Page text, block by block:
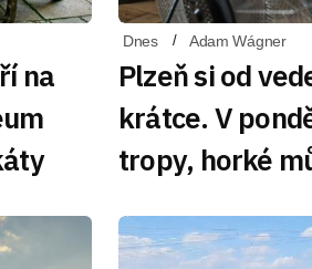
na
Dnes Adam Wágner
Plzeň si od
krátce. V
tropy, horké